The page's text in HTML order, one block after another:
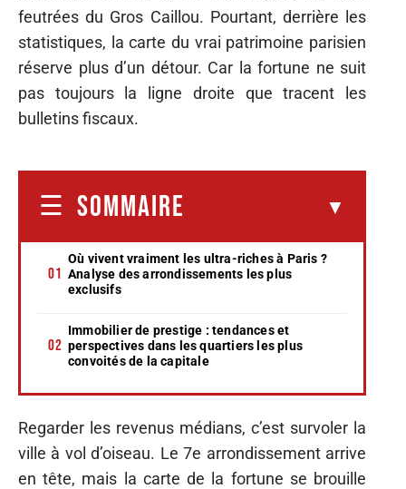
feutrées du Gros Caillou. Pourtant, derrière les
statistiques, la carte du vrai patrimoine parisien
réserve plus d’un détour. Car la fortune ne suit
pas toujours la ligne droite que tracent les
bulletins fiscaux.
SOMMAIRE
Où vivent vraiment les ultra-riches à Paris ?
Analyse des arrondissements les plus
exclusifs
Immobilier de prestige : tendances et
perspectives dans les quartiers les plus
convoités de la capitale
Regarder les revenus médians, c’est survoler la
ville à vol d’oiseau. Le 7e arrondissement arrive
en tête, mais la carte de la fortune se brouille